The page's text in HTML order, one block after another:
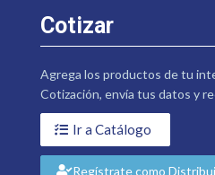
Cotizar
Agrega los productos de tu
Cotización, envía tus datos y
Ir a Catálogo
Regístrate como